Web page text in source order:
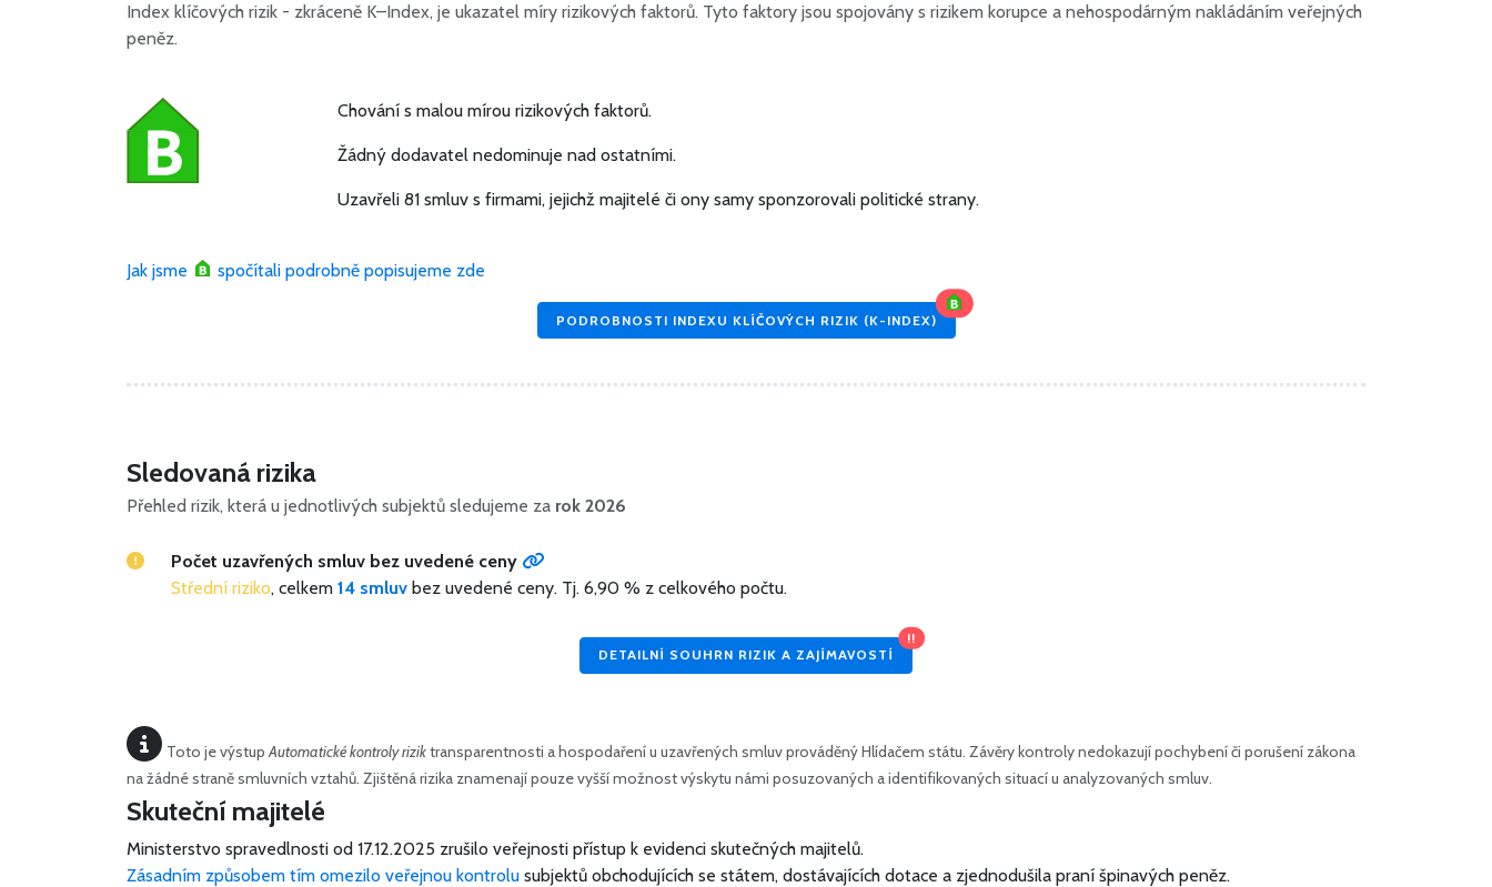
Index klíčových rizik - zkráceně K–Index, je ukazatel míry rizikových faktorů. Tyto faktory jsou spojovány s rizikem korupce a nehospodárným nakládáním veřejných
peněz.
Chování s malou mírou rizikových faktorů.
Žádný dodavatel nedominuje nad ostatními.
Uzavřeli 81 smluv s firmami, jejichž majitelé či ony samy sponzorovali politické strany.
Jak jsme spočítali podrobně popisujeme zde
PODROBNOSTI INDEXU KLÍČOVÝCH RIZIK (K-INDEX)
Sledovaná rizika
Přehled rizik, která u jednotlivých subjektů sledujeme za rok 2026
Počet uzavřených smluv bez uvedené ceny
Střední riziko, celkem 14 smluv bez uvedené ceny. Tj. 6,90 % z celkového počtu.
DETAILNÍ SOUHRN RIZIK A ZAJÍMAVOSTÍ
!!
Toto je výstupAutomatické kontroly riziktransparentnosti a hospodaření u uzavřených smluv prováděný Hlídačem státu. Závěry kontroly nedokazují pochybení či porušení zákona
na žádné straně smluvních vztahů. Zjištěná rizika znamenají pouze vyšší možnost výskytu námi posuzovaných a identifikovaných situací u analyzovaných smluv.
Skuteční majitelé
Ministerstvo spravedlnosti od 17.12.2025 zrušilo veřejnosti přístup k evidenci skutečných majitelů.
Zásadním způsobem tím omezilo veřejnou kontrolu subjektů obchodujících se státem, dostávajících dotace a zjednodušila praní špinavých peněz.